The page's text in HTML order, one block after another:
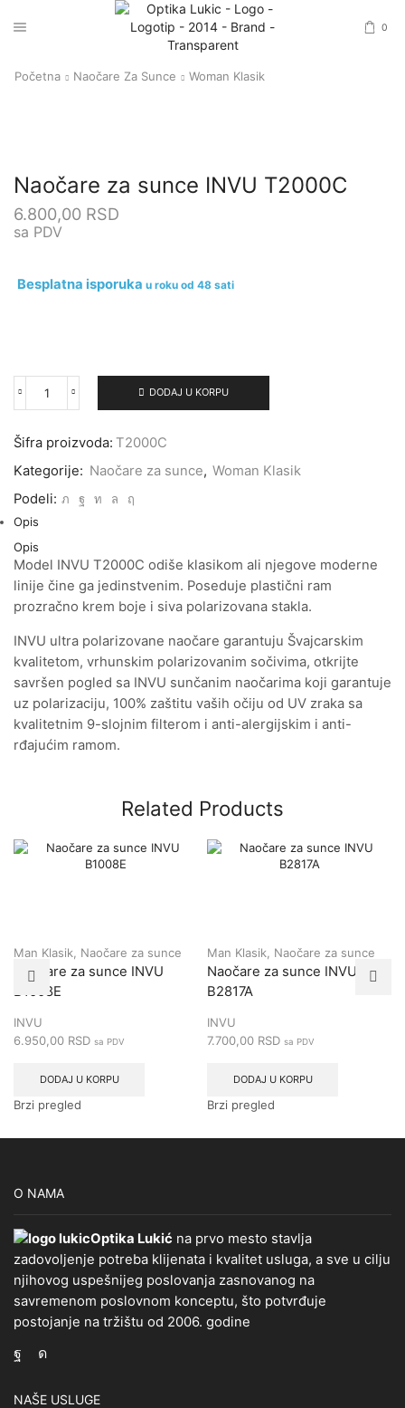
0
Početna Naočare Za Sunce Woman Klasik
Naočare za sunce INVU T2000C
6.800,00 RSD
sa PDV
Besplatna isporuka u roku od 48 sati
Naočare
INVU
T2000C
količina
DODAJ U KORPU
Šifra proizvoda: T2000C
Kategorije: Naočare za sunce, Woman Klasik
Podeli:
Opis
Opis
Model INVU T2000C odiše klasikom ali njegove moderne
linije čine ga jedinstvenim. Poseduje plastični ram
prozračno krem boje i siva polarizovana stakla.
INVU ultra polarizovane naočare garantuju Švajcarskim
kvalitetom, vrhunskim polarizovanim sočivima, otkrijte
savršen pogled sa INVU sunčanim naočarima koji garantuje
uz polarizaciju, 100% zaštitu vaših očiju od UV zraka sa
kvalitetnim 9-slojnim filterom i anti-alergijskim i anti-
rđajućim ramom.
Related Products
Man Klasik Naočare za sunce
Naočare za sunce INVU
B1008E
INVU
6.950,00 RSD sa PDV
DODAJ U KORPU
Brzi pregled
Man Klasik Naočare za sunce
Naočare za sunce INVU
B2817A
INVU
7.700,00 RSD sa PDV
DODAJ U KORPU
Brzi pregled
O NAMA
Optika Lukić na prvo mesto stavlja
zadovoljenje potreba klijenata i kvalitet usluga, a sve u cilju
njihovog uspešnijeg poslovanja zasnovanog na
savremenom poslovnom konceptu, što potvrđuje
postojanje na tržištu od 2006. godine
Facebook
Instagram
NAŠE USLUGE